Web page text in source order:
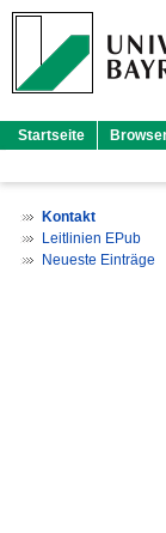
Startseite
Kontakt
Leitlinien EPub
Neueste Einträge